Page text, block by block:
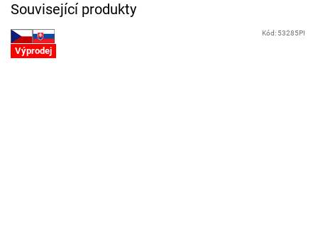
Související produkty
Výprodej
Kód: 53285PI